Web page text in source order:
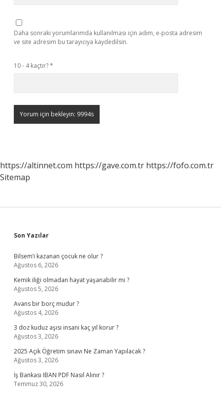
Daha sonraki yorumlarımda kullanılması için adım, e-posta adresim
ve site adresim bu tarayıcıya kaydedilsin.
10 - 4 kaçtır?*
https://altinnet.com https://gave.com.tr https://fofo.com.tr
Sitemap
Sidebar
Son Yazılar
Bilsem’i kazanan çocuk ne olur ?
Ağustos 6, 2026
Kemik iliği olmadan hayat yaşanabilir mi ?
Ağustos 5, 2026
Avans bir borç mudur ?
Ağustos 4, 2026
3 doz kuduz aşısı insanı kaç yıl korur ?
Ağustos 3, 2026
2025 Açık Öğretim sınavı Ne Zaman Yapılacak ?
Ağustos 3, 2026
İş Bankası IBAN PDF Nasıl Alınır ?
Temmuz 30, 2026